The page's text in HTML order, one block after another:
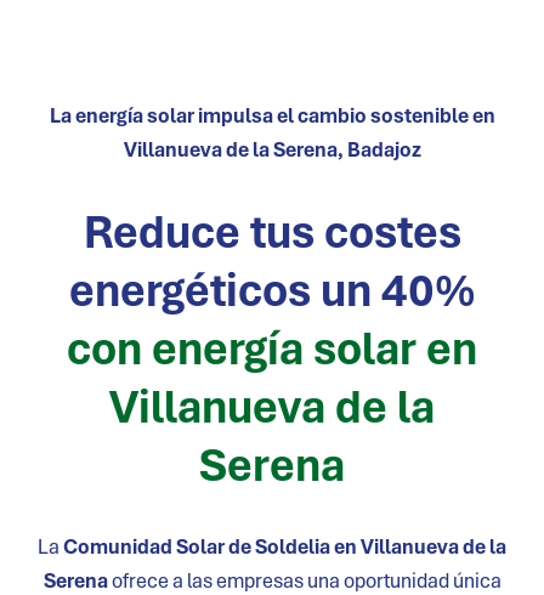
La energía solar impulsa el cambio sostenible en
Villanueva de la Serena, Badajoz
Reduce tus costes
energéticos un 40%
con energía solar en
Villanueva de la
Serena
LaComunidad Solar de Soldelia enVillanueva de la
Serenaofrece a las empresas una oportunidad única